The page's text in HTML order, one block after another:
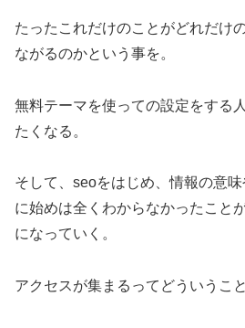
たったこれだけのことがどれだけ
ながるのかという事を。
無料テーマを使っての設定をする
たくなる。
そして、seoをはじめ、情報の意
に始めは全くわからなかったこと
になっていく。
アクセスが集まるってどういうこ